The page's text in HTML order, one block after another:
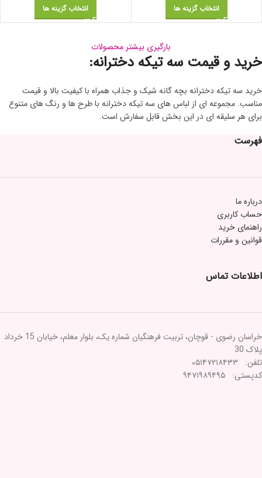
انتخاب گزینه ها انتخاب گزینه ها
بارگیری بیشتر محصولات
خرید و قیمت سه تیکه دخترانه:
خرید سه ‌تیکه دخترانه‌ بچه گانه شیک و جذاب همراه با کیفیت بالا و قیمت
مناسب. مجموعه‌ ای از لباس‌ های سه تیکه دخترانه با طرح‌ ها و رنگ‌ های متنوع
برای هر سلیقه ‌ای در این بخش قابل سفارش است.
فهرست
درباره ما
حساب کاربری
راهنمای خرید
قوانین و مقررات
اطلاعات تماس
خراسان رضوی - قوچان، تربیت فرهنگیان شماره یک، بلوار معلم، خیابان 15 خرداد
پلاک 30
تلفن: ۰۵۱۴۷۲۱۸۴۳۳
کدپستی: ۹۴۷۱۹۸۹۴۹۵